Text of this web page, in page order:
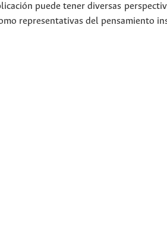
puede tener diversas
representativas del pensamiento